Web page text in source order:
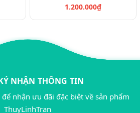
1.200.000₫
NHẬN THÔNG TIN
nhận ưu đãi đặc biệt về sản phẩm
ThuyLinhTran